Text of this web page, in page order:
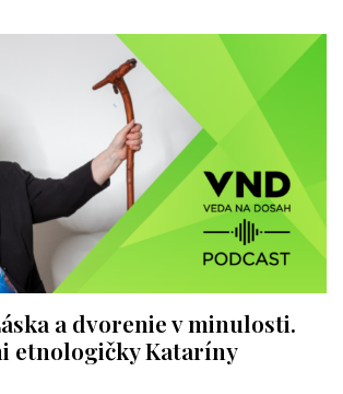
a dvorenie v minulosti.
etnologičky Kataríny